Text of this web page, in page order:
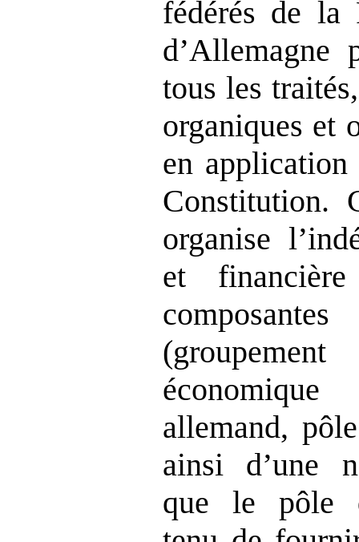
fédérés de la
d’Allemagne
tous les
organiques et
en
Constitution.
organise
et
(groupement
allemand,
ainsi d’une
que le pôle